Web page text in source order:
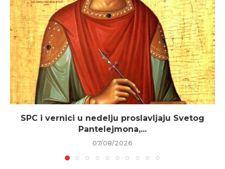
SPC i vernici u nedelju proslavljaju Svetog
Pantelejmona,...
07/08/2026